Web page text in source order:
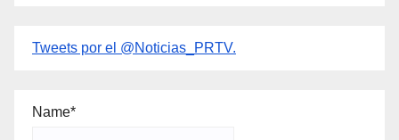
Tweets por el @Noticias_PRTV.
Name*